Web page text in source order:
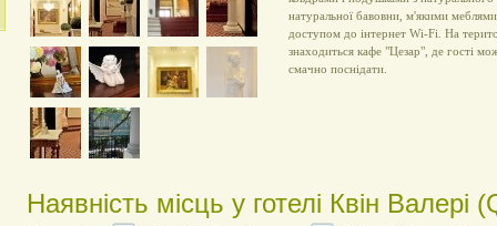
натуральної бавовни, м'якими
доступом до інтернет Wi-Fi. На
знаходиться кафе "Цезар", де гості
смачно поснідати.
Наявність місць у готелі Квін Валері